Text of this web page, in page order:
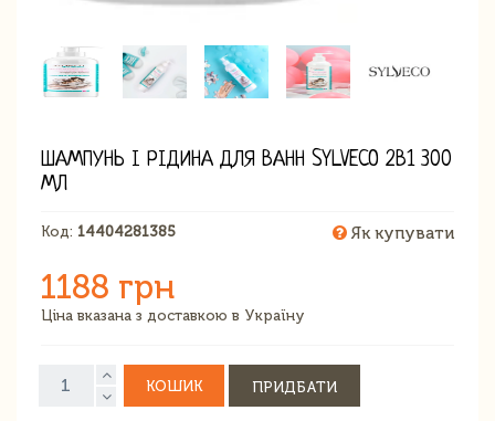
ШАМПУНЬ І РІДИНА ДЛЯ ВАНН SYLVECO 2В1 300
МЛ
Код: 14404281385 Як купувати
1188 грн
Ціна вказана з доставкою в Україну
КОШИК ПРИДБАТИ